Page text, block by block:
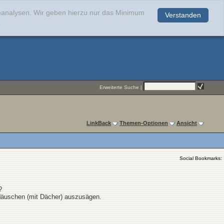
Verstanden
Wir geben hierzu nur das Minimum
Erweiterte Suche |
LinkBack Themen-Optionen Ansicht
Social Bookmarks:
(mit Dächer) auszusägen.